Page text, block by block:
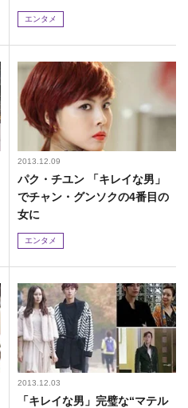
エンタメ
2013.12.09
パク・チユン 「キレイな男」
でチャン・グンソクの4番目の
女に
エンタメ
2013.12.03
「キレイな男」完璧な“マテル